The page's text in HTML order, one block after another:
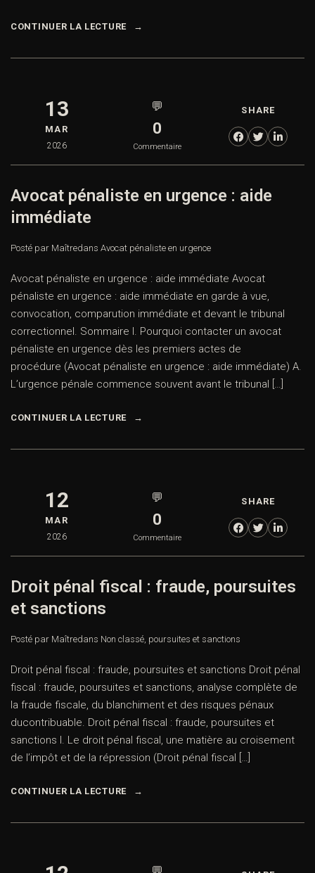
CONTINUER LA LECTURE
13
MAR
2026
💬
0
Commentaire
SHARE
Avocat pénaliste en urgence : aide
immédiate
Posté par Maîtredans Avocat pénaliste en urgence
Avocat pénaliste en urgence : aide immédiate Avocat
pénaliste en urgence : aide immédiate en garde à vue,
convocation, comparution immédiate et devant le tribunal
correctionnel. Sommaire I. Pourquoi contacter un avocat
pénaliste en urgence dès les premiers actes de
procédure (Avocat pénaliste en urgence : aide immédiate) A.
L’urgence pénale commence souvent avant le tribunal […]
CONTINUER LA LECTURE
12
MAR
2026
💬
0
Commentaire
SHARE
Droit pénal fiscal : fraude, poursuites
et sanctions
Posté par Maîtredans Non classé, poursuites et sanctions
Droit pénal fiscal : fraude, poursuites et sanctions Droit pénal
fiscal : fraude, poursuites et sanctions, analyse complète de
la fraude fiscale, du blanchiment et des risques pénaux
ducontribuable. Droit pénal fiscal : fraude, poursuites et
sanctions I. Le droit pénal fiscal, une matière au croisement
de l’impôt et de la répression (Droit pénal fiscal […]
CONTINUER LA LECTURE